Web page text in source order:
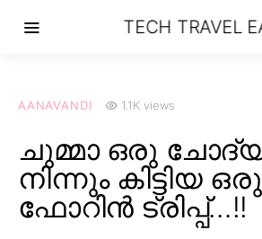
TECH TRAVEL
AANAVANDI 1.1K views
ചുമ്മാ ഒരു
നിന്നും കിട്ടിയ
ഫോറിൻ ട്രിപ്പ്…!!